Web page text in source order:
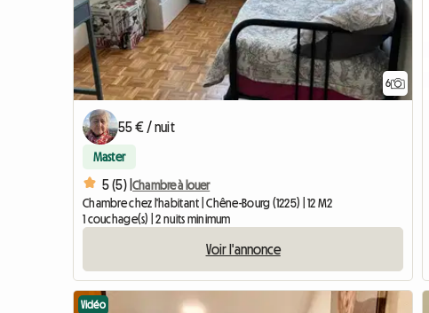
6
55 € / nuit
Master
5 (5) |Chambre à louer
Chambre chez l'habitant | Chêne-Bourg (1225) | 12 M2
1 couchage(s) | 2 nuits minimum
Voir l'annonce
Vidéo